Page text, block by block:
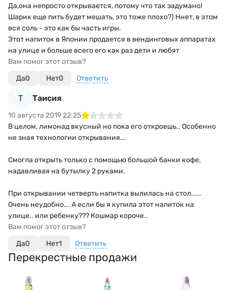
Да,она непросто открывается, потому что так задумано!
Шарик еще пить будет мешать, это тоже плохо?) Ннет, в этом
вся соль - это как бы часть игры.
Этот напиток в Японии продается в вендинговых аппаратах
на улице и больше всего его как раз дети и любят
Вам помог этот отзыв?
Да0 Нет0 Ответить
Т Таисия
10 августа 2019 22:25
В целом, лимонад вкусный но пока его откроешь.. Особенно
не зная технологии открывания...
Смогла открыть только с помощью большой банки кофе,
надавливая на бутылку 2 руками.
При открывании четверть напитка вылилась на стол.....
Очень неудобно... А если бы я купила этот напиток на
улице.. или ребенку??? Кошмар короче..
Вам помог этот отзыв?
Да0 Нет1 Ответить
Перекрестные продажи